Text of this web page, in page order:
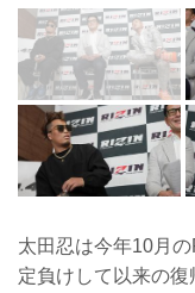
太田忍は今年10月
定負けして以来の